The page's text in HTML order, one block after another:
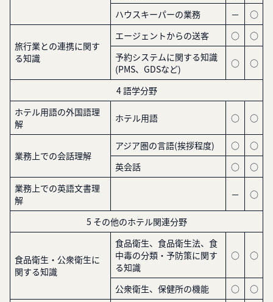
ハウスキーパーの業務
－ ○
旅行業との連携に関す
る知識
エージェントからの送客 ○
○
予約システムに関する知識
(PMS、GDSなど)
○ ○
4 語学分野
ホテル用語の外国語理
解
ホテル用語 ○ ○
業務上での会話理解
アジア圏の言語(挨拶程度) ○
○
英会話
○
○
業務上での英語文書理
解
－ ○
5 その他のホテル関連分野
食品衛生・公衆衛生に
関する知識
食品衛生、食品衛生法、食
中毒の分類・予防策に関す
る知識
○ ○
公衆衛生、保健所の機能 ○ ○